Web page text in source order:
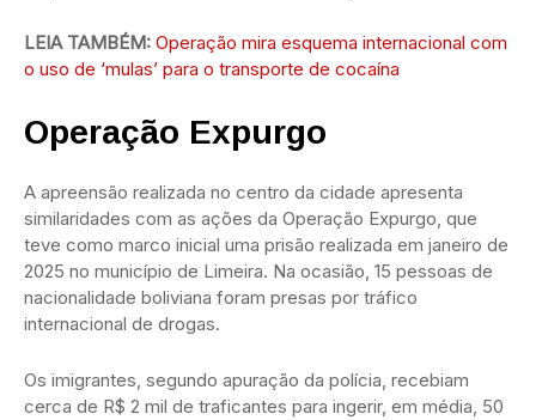
LEIA TAMBÉM: Operação mira esquema internacional com
o uso de ‘mulas’ para o transporte de cocaína
Operação Expurgo
A apreensão realizada no centro da cidade apresenta
similaridades com as ações da Operação Expurgo, que
teve como marco inicial uma prisão realizada em janeiro de
2025 no município de Limeira. Na ocasião, 15 pessoas de
nacionalidade boliviana foram presas por tráfico
internacional de drogas.
Os imigrantes, segundo apuração da polícia, recebiam
cerca de R$ 2 mil de traficantes para ingerir, em média, 50